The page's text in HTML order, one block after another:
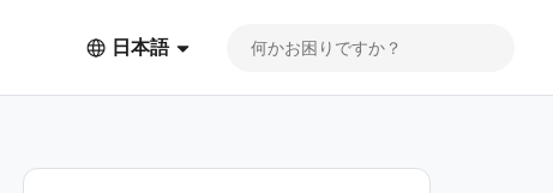
日本語